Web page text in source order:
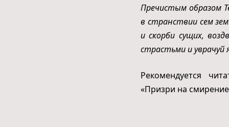
Пречистым образом
в странствии сем
и скорби сущих,
страстьми и
Рекомендуется
«Призри на